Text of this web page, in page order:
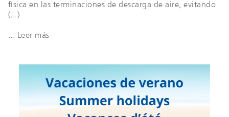
física en las terminaciones de descarga de aire, evitando
(...)
... Leer más